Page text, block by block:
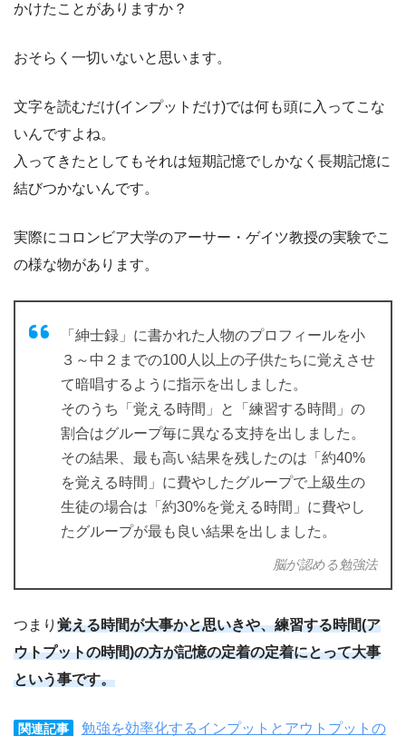
かけたことがありますか？
おそらく一切いないと思います。
文字を読むだけ(インプットだけ)では何も頭に入ってこな
いんですよね。
入ってきたとしてもそれは短期記憶でしかなく長期記憶に
結びつかないんです。
実際にコロンビア大学のアーサー・ゲイツ教授の実験でこ
の様な物があります。
「紳士録」に書かれた人物のプロフィールを小
３～中２までの100人以上の子供たちに覚えさせ
て暗唱するように指示を出しました。
そのうち「覚える時間」と「練習する時間」の
割合はグループ毎に異なる支持を出しました。
その結果、最も高い結果を残したのは「約40%
を覚える時間」に費やしたグループで上級生の
生徒の場合は「約30%を覚える時間」に費やし
たグループが最も良い結果を出しました。
脳が認める勉強法
つまり 覚える時間が大事かと思いきや、練習する時間(ア
ウトプットの時間)の方が記憶の定着の定着にとって大事
という事です。
関連記事
勉強を効率化するインプットとアウトプットの